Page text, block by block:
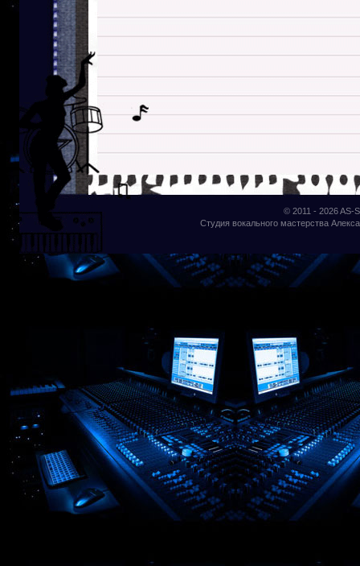
© 2011 - 2026AS-
Студия вокального мастерства